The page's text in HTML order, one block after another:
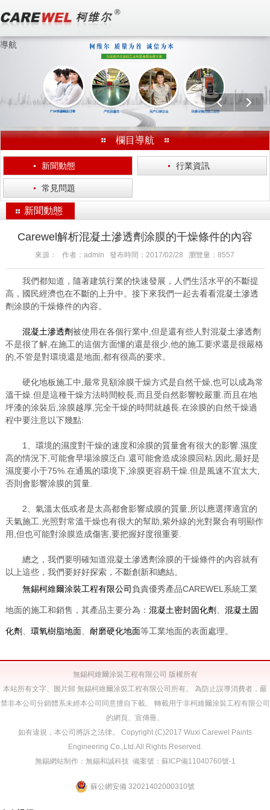
導航
歡迎訪問 無錫柯維爾涂裝工程有限公司 官方網站！ 分享：
上一個 下一個
欄目導航
·
新聞動態 ·
行業資訊
·
常見問題
新聞動態
Carewel解析混凝土滲透劑涂膜的干燥條件的內容
來源： 作者：admin 發布時間：2017/02/28 瀏覽量：8557
我們都知道，隨著建筑行業的快速發展，人們生活水平的不斷提
高，國民經濟也在不斷的上升中。接下來我們一起去看看混凝土滲透
劑涂膜的干燥條件的內容。
混凝土滲透劑被使用在各個行業中,但是還有些人對混凝土滲透劑
不是很了解,在施工的這個方面懂的還是很少,他的施工要求還是很嚴格
的,不管是對環境還是地面,都有很高的要求。
硬化地板施工中,最常見額涂膜干燥方式是自然干燥,也可以成為常
溫干燥.但是這種干燥方法時間較長,而且受自然影響較嚴重.而且在地
坪漆的涂裝后,涂膜越厚,完全干燥的時間就越長.在涂膜的自然干燥過
程中要注意以下幾點:
1、環境的濕度對干燥的速度和涂膜的質量會有很大的影響.濕度
高的情況下,可能會早場涂膜泛白.還可能會造成涂膜回粘,因此,最好是
濕度要小于75%.在通風的環境下,涂膜更容易干燥.但是風速不宜太大,
否則會影響涂膜的質量.
2、氣溫太低或者是太高都會影響成膜的質量,所以應選擇適宜的
天氣施工.光照對常溫干燥也有很大的幫助,紫外線的光對聚合有明顯作
用,但也可能對涂膜造成傷害,要把握好度很重要.
總之，我們要明確知道混凝土滲透劑涂膜的干燥條件的內容就有
以上這些，我們要好好探索，不斷創新和總結。
無錫柯維爾涂裝工程有限公司 負責優秀產品CAREWEL系統工業
地面的施工和銷售，其產品主要分為： 混凝土密封固化劑 混凝土固
化劑 環氧樹脂地面、 耐磨硬化地面等工業地面的表面處理。
無錫柯維爾涂裝工程有限公司 版權所有
本站所有文字、圖片歸 無錫柯維爾涂裝工程有限公司所有。 為防止誤導消費者，嚴
禁非本公司分銷體系未經本公司同意擅自下載、 轉載用于非柯維爾涂裝工程有限公司
的網頁、宣傳冊。
如有違規，本公司將訴之法律。 Copyright (C)2017 Wuxi Carewel Paints
Engineering Co.,Ltd.All Rights Reserved.
無錫網站制作 ： 無錫和誠科技 備案號： 蘇ICP備11040760號-1
蘇公網安備 32021402000310號